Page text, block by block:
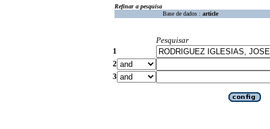
Refinar a pesquisa
Base de dados : article
Pesquisar
1
2
3